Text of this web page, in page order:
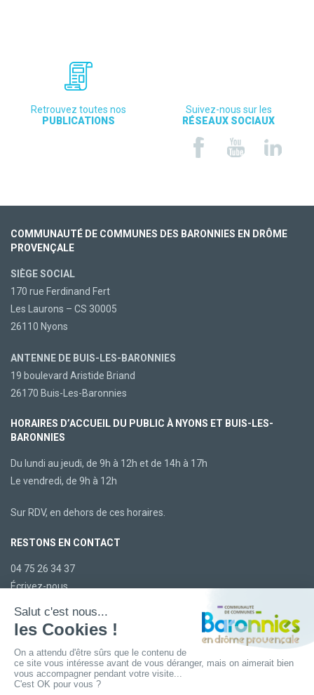
Retrouvez toutes nos
PUBLICATIONS
Suivez-nous sur les
RÉSEAUX SOCIAUX
COMMUNAUTÉ DE COMMUNES DES BARONNIES EN DRÔME
PROVENÇALE
SIÈGE SOCIAL
170 rue Ferdinand Fert
Les Laurons – CS 30005
26110 Nyons
ANTENNE DE BUIS-LES-BARONNIES
19 boulevard Aristide Briand
26170 Buis-Les-Baronnies
HORAIRES D’ACCUEIL DU PUBLIC À NYONS ET BUIS-LES-
BARONNIES
Du lundi au jeudi, de 9h à 12h et de 14h à 17h
Le vendredi, de 9h à 12h
Sur RDV, en dehors de ces horaires.
RESTONS EN CONTACT
04 75 26 34 37
Écrivez-nous
LA CCBDP
Plan du site